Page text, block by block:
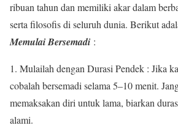
ribuan tahun dan memiliki akar dalam
serta filosofis di seluruh dunia. Berikut
Memulai Bersemadi :
1. Mulailah dengan Durasi Pendek : Jika
cobalah bersemadi selama 5–10 menit.
memaksakan diri untuk lama, biarkan
alami.